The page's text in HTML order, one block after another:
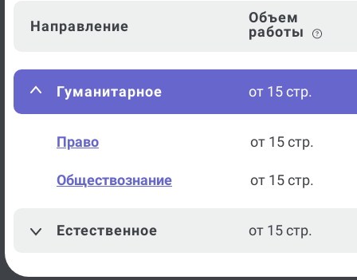
Направление
Объем
работы
Гуманитарное от 15 стр.
Право от 15 стр.
Обществознание от 15 стр.
Естественное от 15 стр.